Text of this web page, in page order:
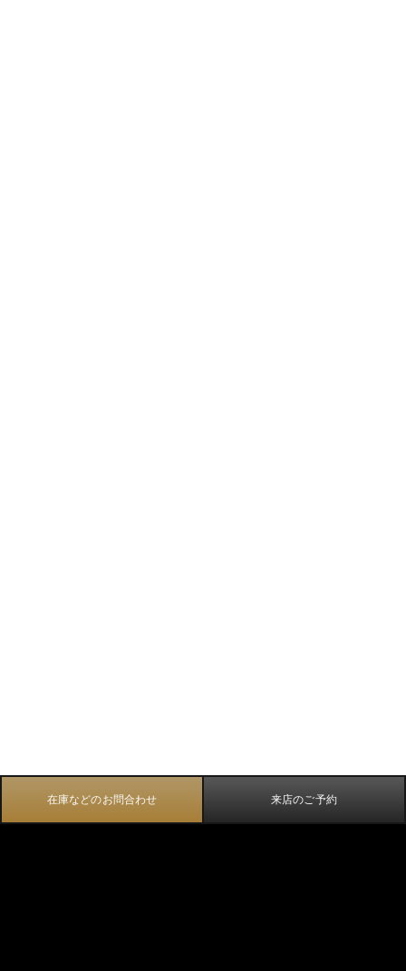
在庫などのお問合わせ 来店のご予約